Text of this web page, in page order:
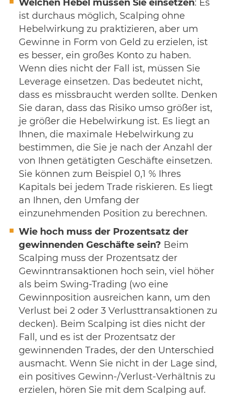
Welchen Hebel müssen Sie einsetzen: Es
ist durchaus möglich, Scalping ohne
Hebelwirkung zu praktizieren, aber um
Gewinne in Form von Geld zu erzielen, ist
es besser, ein großes Konto zu haben.
Wenn dies nicht der Fall ist, müssen Sie
Leverage einsetzen. Das bedeutet nicht,
dass es missbraucht werden sollte. Denken
Sie daran, dass das Risiko umso größer ist,
je größer die Hebelwirkung ist. Es liegt an
Ihnen, die maximale Hebelwirkung zu
bestimmen, die Sie je nach der Anzahl der
von Ihnen getätigten Geschäfte einsetzen.
Sie können zum Beispiel 0,1 % Ihres
Kapitals bei jedem Trade riskieren. Es liegt
an Ihnen, den Umfang der
einzunehmenden Position zu berechnen.
Wie hoch muss der Prozentsatz der
gewinnenden Geschäfte sein? Beim
Scalping muss der Prozentsatz der
Gewinntransaktionen hoch sein, viel höher
als beim Swing-Trading (wo eine
Gewinnposition ausreichen kann, um den
Verlust bei 2 oder 3 Verlusttransaktionen zu
decken). Beim Scalping ist dies nicht der
Fall, und es ist der Prozentsatz der
gewinnenden Trades, der den Unterschied
ausmacht. Wenn Sie nicht in der Lage sind,
ein positives Gewinn-/Verlust-Verhältnis zu
erzielen, hören Sie mit dem Scalping auf.